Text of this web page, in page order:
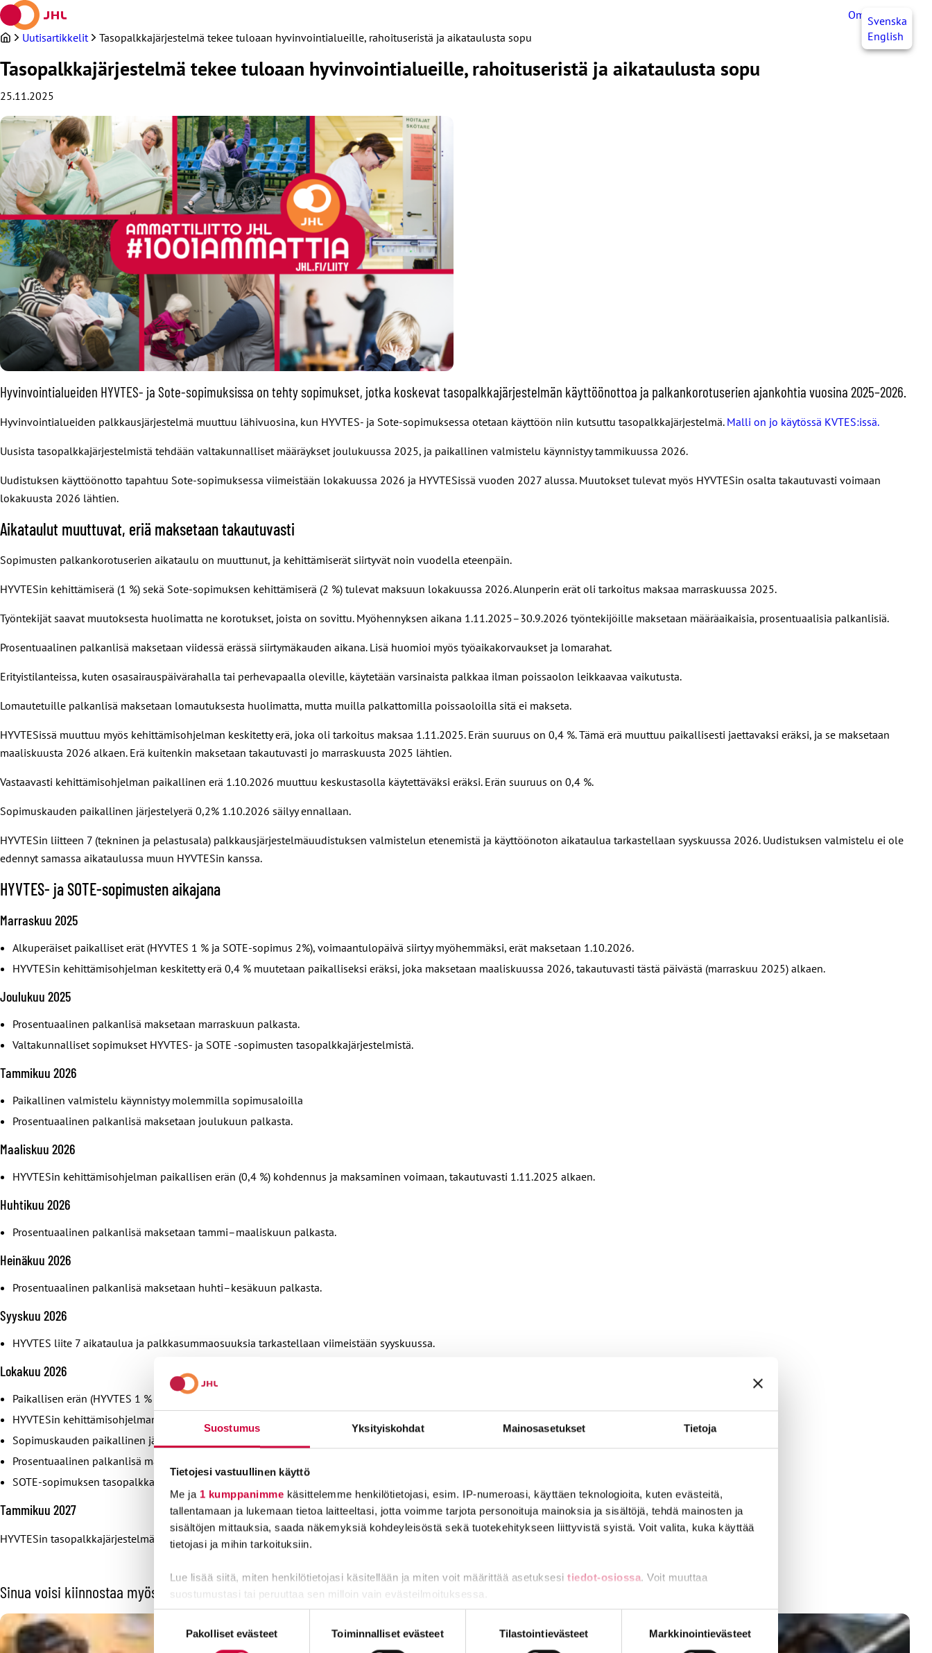
Suostumus Yksityiskohdat Mainosasetukset Tietoja
Tietojesi vastuullinen käyttö
Me ja 1 kumppanimme käsittelemme henkilötietojasi, esim. IP-numeroasi, käyttäen teknologioita, kuten evästeitä,
tallentamaan ja lukemaan tietoa laitteeltasi, jotta voimme tarjota personoituja mainoksia ja sisältöjä, tehdä mainosten ja
sisältöjen mittauksia, saada näkemyksiä kohdeyleisöstä sekä tuotekehitykseen liittyvistä syistä. Voit valita, kuka käyttää
tietojasi ja mihin tarkoituksiin.
Lue lisää siitä, miten henkilötietojasi käsitellään ja miten voit määrittää asetuksesi tiedot-osiossa. Voit muuttaa
suostumustasi tai peruuttaa sen milloin vain evästeilmoituksessa.
Evästeistä osa on välttämättömiä, osa sivuston toimintaa parantavia, ja osaa käytetään tilastointi- tai
Suostumuksen
Pakolliset evästeet Toiminnalliset evästeet Tilastointievästeet Markkinointievästeet
Siirry
sisältöön
OmaJHLSvenska
English
Uutisartikkelit Tasopalkkajärjestelmä tekee tuloaan hyvinvointialueille, rahoituseristä ja aikataulusta sopu
Tasopalkkajärjestelmä tekee tuloaan hyvinvointialueille, rahoituseristä ja aikataulusta sopu
25.11.2025
Hyvinvointialueiden HYVTES- ja Sote-sopimuksissa on tehty sopimukset, jotka koskevat tasopalkkajärjestelmän käyttöönottoa ja palkankorotuserien ajankohtia vuosina 2025–2026.
Hyvinvointialueiden palkkausjärjestelmä muuttuu lähivuosina, kun HYVTES- ja Sote-sopimuksessa otetaan käyttöön niin kutsuttu tasopalkkajärjestelmä. Malli on jo käytössä KVTES:issä.
Uusista tasopalkkajärjestelmistä tehdään valtakunnalliset määräykset joulukuussa 2025, ja paikallinen valmistelu käynnistyy tammikuussa 2026.
Uudistuksen käyttöönotto tapahtuu Sote-sopimuksessa viimeistään lokakuussa 2026 ja HYVTESissä vuoden 2027 alussa. Muutokset tulevat myös HYVTESin osalta takautuvasti voimaan
lokakuusta 2026 lähtien.
Aikataulut muuttuvat, eriä maksetaan takautuvasti
Sopimusten palkankorotuserien aikataulu on muuttunut, ja kehittämiserät siirtyvät noin vuodella eteenpäin.
HYVTESin kehittämiserä (1 %) sekä Sote-sopimuksen kehittämiserä (2 %) tulevat maksuun lokakuussa 2026. Alunperin erät oli tarkoitus maksaa marraskuussa 2025.
Työntekijät saavat muutoksesta huolimatta ne korotukset, joista on sovittu. Myöhennyksen aikana 1.11.2025–30.9.2026 työntekijöille maksetaan määräaikaisia, prosentuaalisia palkanlisiä.
Prosentuaalinen palkanlisä maksetaan viidessä erässä siirtymäkauden aikana. Lisä huomioi myös työaikakorvaukset ja lomarahat.
Erityistilanteissa, kuten osasairauspäivärahalla tai perhevapaalla oleville, käytetään varsinaista palkkaa ilman poissaolon leikkaavaa vaikutusta.
Lomautetuille palkanlisä maksetaan lomautuksesta huolimatta, mutta muilla palkattomilla poissaoloilla sitä ei makseta.
HYVTESissä muuttuu myös kehittämisohjelman keskitetty erä, joka oli tarkoitus maksaa 1.11.2025. Erän suuruus on 0,4 %. Tämä erä muuttuu paikallisesti jaettavaksi eräksi, ja se maksetaan
maaliskuusta 2026 alkaen. Erä kuitenkin maksetaan takautuvasti jo marraskuusta 2025 lähtien.
Vastaavasti kehittämisohjelman paikallinen erä 1.10.2026 muuttuu keskustasolla käytettäväksi eräksi. Erän suuruus on 0,4 %.
Sopimuskauden paikallinen järjestelyerä 0,2% 1.10.2026 säilyy ennallaan.
HYVTESin liitteen 7 (tekninen ja pelastusala) palkkausjärjestelmäuudistuksen valmistelun etenemistä ja käyttöönoton aikataulua tarkastellaan syyskuussa 2026. Uudistuksen valmistelu ei ole
edennyt samassa aikataulussa muun HYVTESin kanssa.
HYVTES- ja SOTE-sopimusten aikajana
Marraskuu 2025
Alkuperäiset paikalliset erät (HYVTES 1 % ja SOTE-sopimus 2%), voimaantulopäivä siirtyy myöhemmäksi, erät maksetaan 1.10.2026.
HYVTESin kehittämisohjelman keskitetty erä 0,4 % muutetaan paikalliseksi eräksi, joka maksetaan maaliskuussa 2026, takautuvasti tästä päivästä (marraskuu 2025) alkaen.
Joulukuu 2025
Prosentuaalinen palkanlisä maksetaan marraskuun palkasta.
Valtakunnalliset sopimukset HYVTES- ja SOTE -sopimusten tasopalkkajärjestelmistä.
Tammikuu 2026
Paikallinen valmistelu käynnistyy molemmilla sopimusaloilla
Prosentuaalinen palkanlisä maksetaan joulukuun palkasta.
Maaliskuu 2026
HYVTESin kehittämisohjelman paikallisen erän (0,4 %) kohdennus ja maksaminen voimaan, takautuvasti 1.11.2025 alkaen.
Huhtikuu 2026
Prosentuaalinen palkanlisä maksetaan tammi–maaliskuun palkasta.
Heinäkuu 2026
Prosentuaalinen palkanlisä maksetaan huhti–kesäkuun palkasta.
Syyskuu 2026
HYVTES liite 7 aikataulua ja palkkasummaosuuksia tarkastellaan viimeistään syyskuussa.
Lokakuu 2026
Paikallisen erän (HYVTES 1 % ja SOTE-sopimus 2%) uusi voimaantulopäivä (siirretty 1.11.2025 → 1.10.2026)
HYVTESin kehittämisohjelman paikallinen erä 0,4 % muutetaan keskustasolla käytettäväksi eräksi
Sopimuskauden paikallinen järjestelyerä 0,2 % voimaan
Prosentuaalinen palkanlisä maksetaan heinä–syyskuun palkasta. Prosentuaalisen palkanlisän maksaminen päättyy.
SOTE-sopimuksen tasopalkkajärjestelmän käyttöönotto viimeistään.
Tammikuu 2027
HYVTESin tasopalkkajärjestelmän käyttöönotto viimeistään (takautuvasti 1.10.2026 alkaen).
Sinua voisi kiinnostaa myös